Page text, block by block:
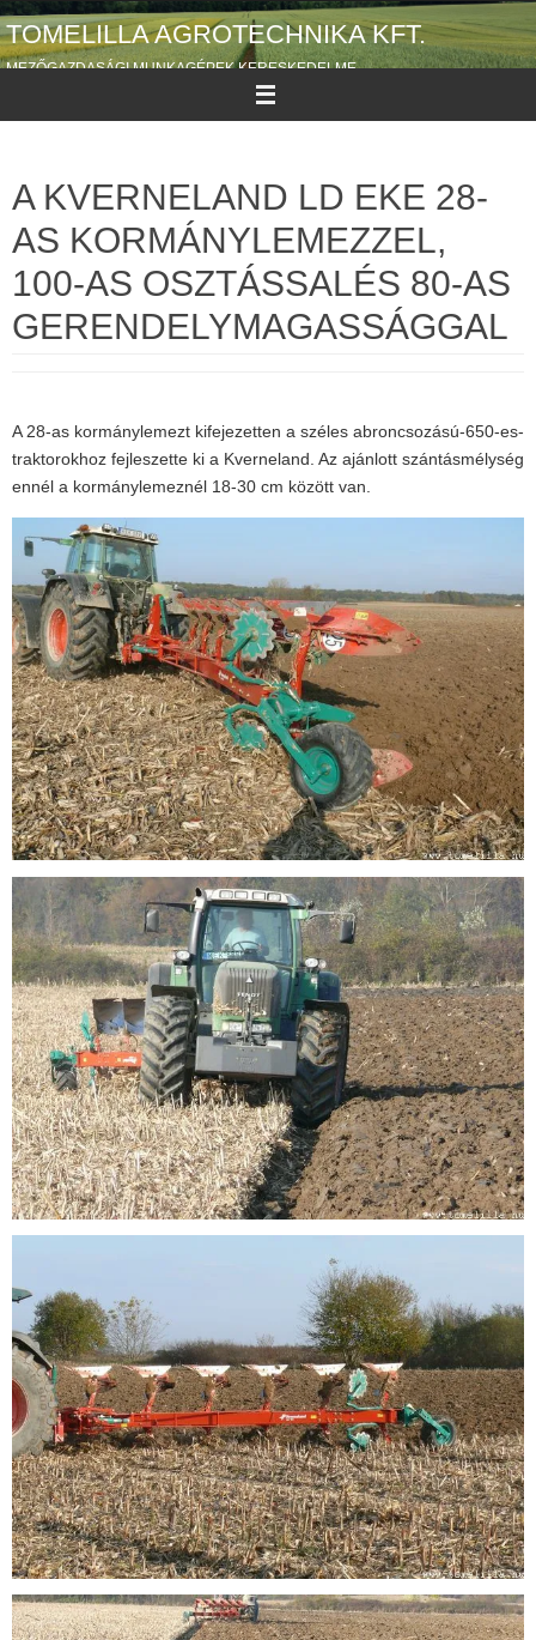
Megszakítás
TOMELILLA AGROTECHNIKA KFT.
MEZŐGAZDASÁGI MUNKAGÉPEK KERESKEDELME
A KVERNELAND LD EKE 28-
AS KORMÁNYLEMEZZEL,
100-AS OSZTÁSSALÉS 80-AS
GERENDELYMAGASSÁGGAL
A 28-as kormánylemezt kifejezetten a széles abroncsozású-650-es-
traktorokhoz fejleszette ki a Kverneland. Az ajánlott szántásmélység
ennél a kormánylemeznél 18-30 cm között van.